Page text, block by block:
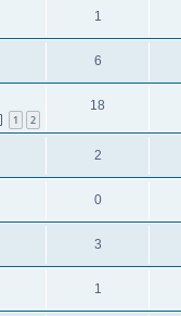
1
6
1 2
18
2
0
3
1